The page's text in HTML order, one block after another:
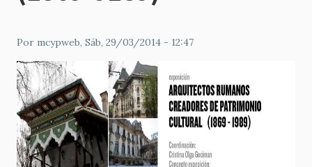
Por mcypweb, Sáb, 29/03/2014 - 12:47